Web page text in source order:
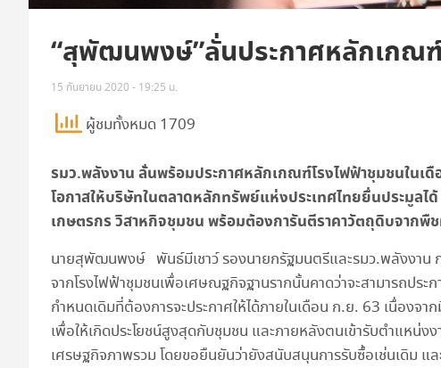
“สุพัฒนพงษ์”ลั่นประกาศหลักเก
15 กันยายน 2020 - 19:25 น.
ผู้ชมทั้งหมด 1709
รมว.พลังงาน ลั่นพร้อมประกาศหลักเกณฑ์โรงไฟฟ้าชุมชนในเ
โอกาสให้บริษัทในตลาดหลักทรัพย์แห่งประเทศไทยยื่นประมูล
เกษตรกร วิสาหกิจชุมชน พร้อมต้องการันตีราคาวัตถุดิบจากพื
นายสุพัฒนพงษ์ พันธ์มีเชาว์ รองนายกรัฐมนตรีและรมว.พลังงาน ก
จากโรงไฟฟ้าชุมชนเพื่อเศษณฐกิจฐานรากนั้นคาดว่าจะสามารถปร
กำหนดเดิมที่ต้องการจะประกาศให้ได้ภายในเดือน ก.ย. 63 เนื่อง
เพื่อให้เกิดประโยชน์สูงสุดกับชุมชน และภายหลังตนเข้ารับตำแหน่
เศรษฐกิจภาพรวม โดยขอยืนยันว่ายังสนับสนุนการรับซื้อเช่นเดิม แ